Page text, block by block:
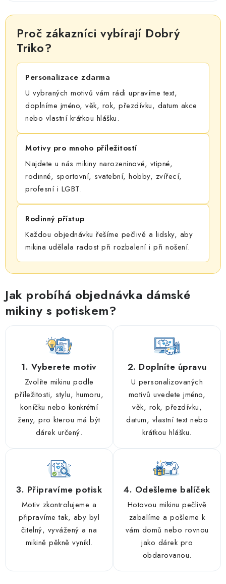
Proč zákazníci vybírají Dobrý
Triko?
Personalizace zdarma
U vybraných motivů vám rádi upravíme text,
doplníme jméno, věk, rok, přezdívku, datum akce
nebo vlastní krátkou hlášku.
Motivy pro mnoho příležitostí
Najdete u nás mikiny narozeninové, vtipné,
rodinné, sportovní, svatební, hobby, zvířecí,
profesní i LGBT.
Rodinný přístup
Každou objednávku řešíme pečlivě a lidsky, aby
mikina udělala radost při rozbalení i při nošení.
Jak probíhá objednávka dámské
mikiny s potiskem?
1. Vyberete motiv
Zvolíte mikinu podle
příležitosti, stylu, humoru,
koníčku nebo konkrétní
ženy, pro kterou má být
dárek určený.
2. Doplníte úpravu
U personalizovaných
motivů uvedete jméno,
věk, rok, přezdívku,
datum, vlastní text nebo
krátkou hlášku.
3. Připravíme potisk
Motiv zkontrolujeme a
připravíme tak, aby byl
čitelný, vyvážený a na
mikině pěkně vynikl.
4. Odešleme balíček
Hotovou mikinu pečlivě
zabalíme a pošleme k
vám domů nebo rovnou
jako dárek pro
obdarovanou.